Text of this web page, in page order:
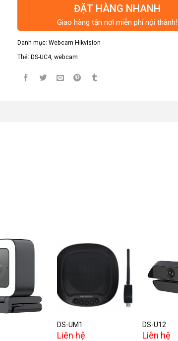
ĐẶT HÀNG NHANH
Giao hàng tận nơi miễn phí nội thành!
Danh mục: Webcam Hikvision
Thẻ: DS-UC4, webcam
wishlist
Add to
wishlist
DS-UM1
Liên hệ
DS-U12
Liên hệ